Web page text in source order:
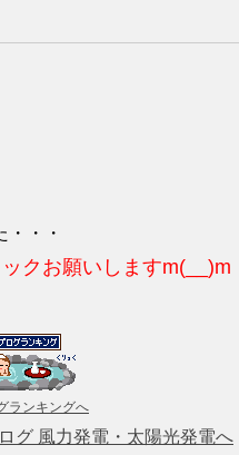
・・
クお願いしますm(__)m
ランキングへ